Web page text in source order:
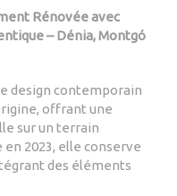
Rénovée avec
– Dénia, Montgó
design contemporain
offrant une
sur un terrain
2023, elle conserve
des éléments